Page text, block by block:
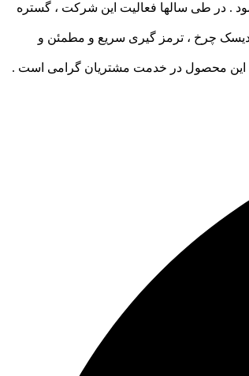
مشهد با هدف تولید لنت موتورسیکلت آغاز نمود . در طی سالها فعالیت این شرکت ، گستره
دیسک چرخ ، ترمز گیری سریع و مطمئن و
این محصول در خدمت مشتریان گرامی است .